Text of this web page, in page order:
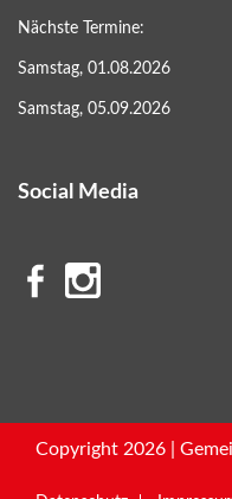
Nächste Termine:
Samstag, 01.08.2026
Samstag, 05.09.2026
Social Media
Copyright 2026 |